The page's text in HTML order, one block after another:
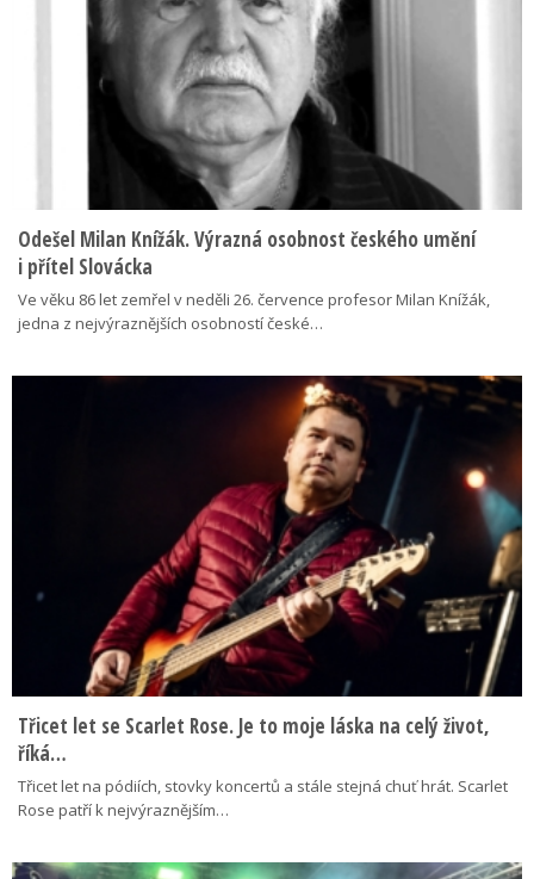
Odešel Milan Knížák. Výrazná osobnost českého umění
i přítel Slovácka
Ve věku 86 let zemřel v neděli 26. července profesor Milan Knížák,
jedna z nejvýraznějších osobností české…
Třicet let se Scarlet Rose. Je to moje láska na celý život,
říká…
Třicet let na pódiích, stovky koncertů a stále stejná chuť hrát. Scarlet
Rose patří k nejvýraznějším…